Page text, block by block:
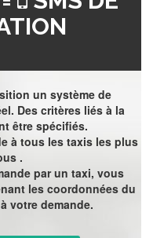
un système de
Des critères liés à la
être spécifiés.
à tous les taxis les plus
.
par un taxi, vous
les coordonnées du
votre demande.